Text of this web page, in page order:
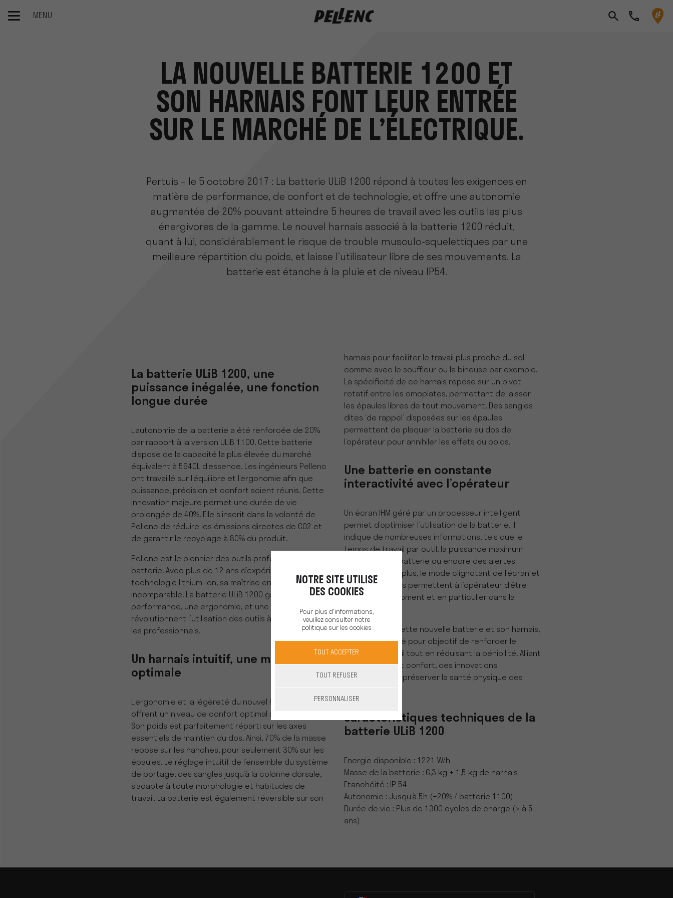
MENU
LA NOUVELLE BATTERIE 1200 ET
SON HARNAIS FONT LEUR ENTRÉE
SUR LE MARCHÉ DE L’ÉLECTRIQUE.
Pertuis – le 5 octobre 2017 : La batterie ULiB 1200 répond à toutes les exigences en
matière de performance, de confort et de technologie, et offre une autonomie
augmentée de 20% pouvant atteindre 5 heures de travail avec les outils les plus
énergivores de la gamme. Le nouvel harnais associé à la batterie 1200 réduit,
quant à lui, considérablement le risque de trouble musculo-squelettiques par une
meilleure répartition du poids, et laisse l’utilisateur libre de ses mouvements. La
batterie est étanche à la pluie et de niveau IP54.
La batterie ULiB 1200, une
puissance inégalée, une fonction
longue durée
L’autonomie de la batterie a été renforcée de 20%
par rapport à la version ULiB 1100. Cette batterie
dispose de la capacité la plus élevée du marché
équivalent à 5640L d’essence. Les ingénieurs Pellenc
ont travaillé sur l’équilibre et l’ergonomie afin que
puissance, précision et confort soient réunis. Cette
innovation majeure permet une durée de vie
prolongée de 40%. Elle s’inscrit dans la volonté de
Pellenc de réduire les émissions directes de CO2 et
de garantir le recyclage à 80% du produit.
Pellenc est le pionnier des outils professionnels à
batterie. Avec plus de 12 ans d’expérience, dans la
technologie lithium-ion, sa maîtrise en la matière est
incomparable. La batterie ULiB 1200 garantit une
performance, une ergonomie, et une autonomie qui
révolutionnent l’utilisation des outils à batterie chez
les professionnels.
Un harnais intuitif, une mobilité
optimale
L’ergonomie et la légèreté du nouvel harnais Pellenc
offrent un niveau de confort optimal à l’utilisation.
Son poids est parfaitement réparti sur les axes
essentiels de maintien du dos. Ainsi, 70% de la masse
repose sur les hanches, pour seulement 30% sur les
épaules. Le réglage intuitif de l’ensemble du système
de portage, des sangles jusqu’à la colonne dorsale,
s’adapte à toute morphologie et habitudes de
travail. La batterie est également réversible sur son
harnais pour faciliter le travail plus proche du sol
comme avec le souffleur ou la bineuse par exemple.
La spécificité de ce harnais repose sur un pivot
rotatif entre les omoplates, permettant de laisser
les épaules libres de tout mouvement. Des sangles
dites ‘de rappel’ disposées sur les épaules
permettent de plaquer la batterie au dos de
l’opérateur pour annihiler les effets du poids.
Une batterie en constante
interactivité avec l’opérateur
Un écran IHM géré par un processeur intelligent
permet d’optimiser l’utilisation de la batterie. Il
indique de nombreuses informations, tels que le
temps de travail par outil, la puissance maximum
délivrée par la batterie ou encore des alertes
« défauts ». De plus, le mode clignotant de l’écran et
les catadioptres permettent à l’opérateur d’être
visible à tout moment et en particulier dans la
pénombre.
Au travers de cette nouvelle batterie et son harnais,
Pellenc s’est fixé pour objectif de renforcer le
temps de travail tout en réduisant la pénibilité. Alliant
performance et confort, ces innovations
permettent de préserver la santé physique des
Caractéristiques techniques de la
batterie ULiB 1200
Energie disponible : 1221 W/h
Masse de la batterie : 6,3 kg + 1,5 kg de harnais
Etanchéité : IP 54
Autonomie : Jusqu’à 5h (+20% / batterie 1100)
Durée de vie : Plus de 1300 cycles de charge (> à 5
ans)
NOTRE SITE UTILISE
DES COOKIES
Pour plus d'informations,
veuillez consulter notre
politique sur les cookies
TOUT ACCEPTER
TOUT REFUSER
PERSONNALISER